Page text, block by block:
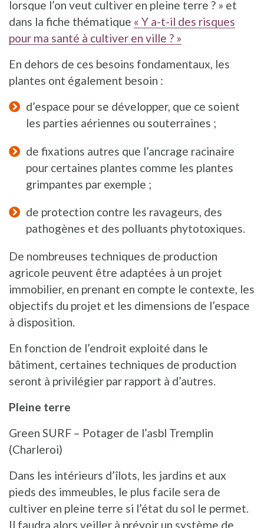
lorsque l’on veut cultiver en pleine terre ? » et
dans la fiche thématique « Y a-t-il des risques
pour ma santé à cultiver en ville ? »
En dehors de ces besoins fondamentaux, les
plantes ont également besoin :
d’espace pour se développer, que ce soient
les parties aériennes ou souterraines ;
de fixations autres que l’ancrage racinaire
pour certaines plantes comme les plantes
grimpantes par exemple ;
de protection contre les ravageurs, des
pathogènes et des polluants phytotoxiques.
De nombreuses techniques de production
agricole peuvent être adaptées à un projet
immobilier, en prenant en compte le contexte, les
objectifs du projet et les dimensions de l’espace
à disposition.
En fonction de l’endroit exploité dans le
bâtiment, certaines techniques de production
seront à privilégier par rapport à d’autres.
Pleine terre
Green SURF – Potager de l’asbl Tremplin
(Charleroi)
Dans les intérieurs d’îlots, les jardins et aux
pieds des immeubles, le plus facile sera de
cultiver en pleine terre si l’état du sol le permet.
Il faudra alors veiller à prévoir un système de